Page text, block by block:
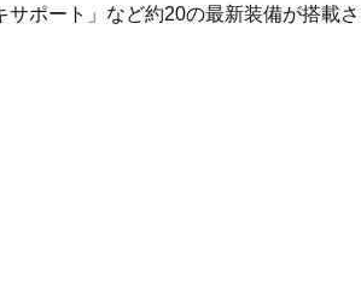
サポート」など約20の最新装備が搭載さ